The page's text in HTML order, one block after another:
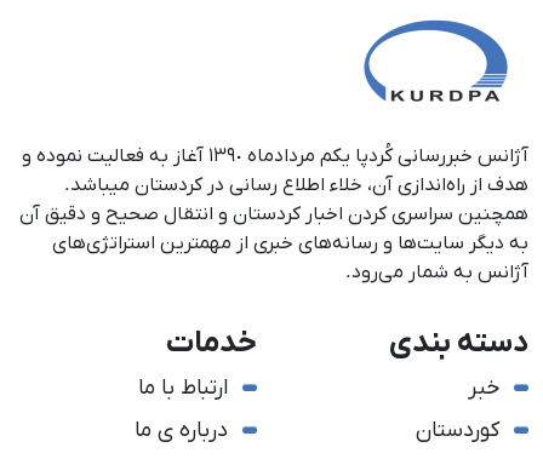
آژانس خبررسانی کُردپا یکم مردادماه ١٣٩٠ آغاز به فعالیت نموده و
هدف از راه‌اندازی آن، خلاء اطلاع رسانی در کردستان می‎باشد.
همچنین سراسری کردن اخبار کردستان و انتقال صحیح و دقیق آن
به دیگر سایت‌ها و رسانه‌های خبری از مهمترین استراتژی‌های
آژانس به شمار می‌رود.
دسته بندی
خبر
کوردستان
خدمات
ارتباط با ما
درباره ی ما